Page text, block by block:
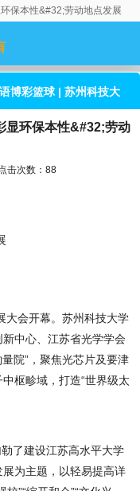
保本性&#32;劳动地点发展
博彩篮球 | 苏州科技大
显环保本性&#32;劳动
击次数：88
大会开幕。苏州科技大学
中心、江苏省光学学会
院”，聚焦光芯片及要津
枢畛域，打造“世界级太
了建设江苏高水平大学
为主题，以轻易提高详